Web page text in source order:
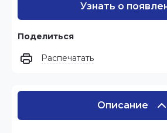
Узнать о
Поделиться
Распечатать
Описание